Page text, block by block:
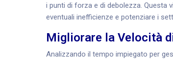
i punti di forza e di debolezza. Questa
eventuali inefficienze e potenziare i
Migliorare la Velocità
Analizzando il tempo impiegato per